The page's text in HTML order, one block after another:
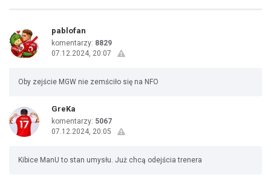
pablofan
komentarzy: 8829
07.12.2024, 20:07
Oby zejście MGW nie zemściło się na NFO
GreKa
komentarzy: 5067
07.12.2024, 20:05
Kibice ManU to stan umysłu. Już chcą odejścia trenera